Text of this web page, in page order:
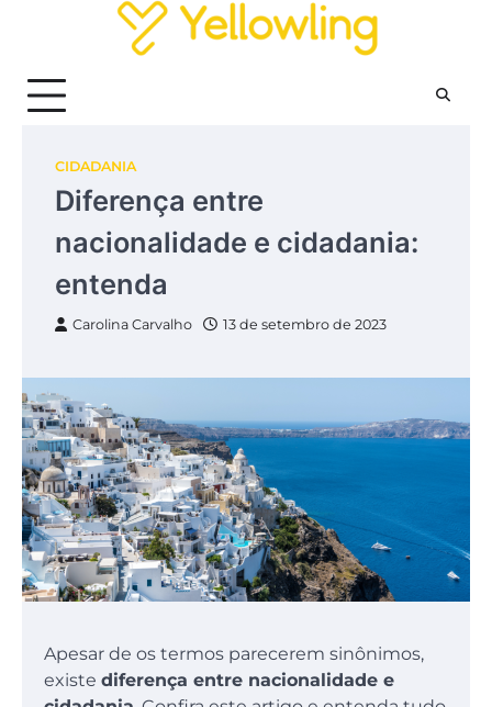
CIDADANIA
Diferença entre
nacionalidade e cidadania:
entenda
Carolina Carvalho 13 de setembro de 2023
Apesar de os termos parecerem sinônimos,
existe diferença entre nacionalidade e